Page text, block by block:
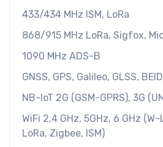
433/434 MHz ISM, LoRa
868/915 MHz LoRa, Sigfox,
1090 MHz ADS-B
GNSS, GPS, Galileo, GLSS,
NB-IoT 2G (GSM-GPRS), 3G
WiFi 2,4 GHz, 5GHz, 6 GHz
LoRa, Zigbee, ISM)